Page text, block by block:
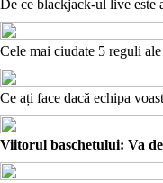
De ce blackjack-ul live este
Cele mai ciudate 5 reguli
Ce ați face dacă echipa
Viitorul baschetului: Va